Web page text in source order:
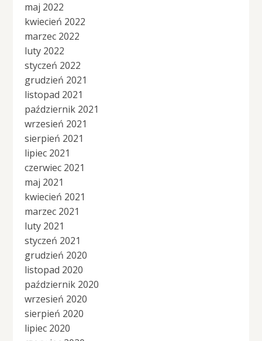
maj 2022
kwiecień 2022
marzec 2022
luty 2022
styczeń 2022
grudzień 2021
listopad 2021
październik 2021
wrzesień 2021
sierpień 2021
lipiec 2021
czerwiec 2021
maj 2021
kwiecień 2021
marzec 2021
luty 2021
styczeń 2021
grudzień 2020
listopad 2020
październik 2020
wrzesień 2020
sierpień 2020
lipiec 2020